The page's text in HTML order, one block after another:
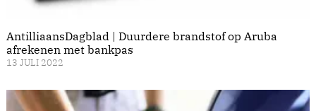
AntilliaansDagblad | Duurdere brandstof op Aruba
afrekenen met bankpas
13 JULI 2022